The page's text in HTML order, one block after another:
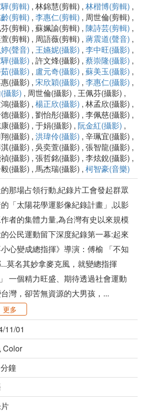
(剪輯) , 林錦慧(剪輯) , 林楷博(剪輯) ,
(剪輯) , 李惠仁(剪輯) , 周世倫(剪輯) ,
(剪輯) , 蘇姵諭(剪輯) , 陳詩芸(剪輯) ,
(剪輯) , 周語薇(剪輯) , 蔣震道(聲音) ,
(聲音) , 王嬿妮(攝影) , 李中旺(攝影) ,
(攝影) , 許文烽(攝影) , 蔡崇隆(攝影) ,
(攝影) , 盧元奇(攝影) , 蘇美玉(攝影) ,
(攝影) , 宋欣穎(攝影) , 李惠仁(攝影) ,
攝影) , 周世倫(攝影) , 王佩芬(攝影) ,
(攝影) , 楊正欣(攝影) , 林孟欣(攝影) ,
(攝影) , 劉怡彤(攝影) , 李佩慈(攝影) ,
(攝影) , 于娟(攝影) , 阮金紅(攝影) ,
(攝影) , 洪瑋伶(攝影) , 辛珮宜(攝影) ,
(攝影) , 吳奕萱(攝影) , 張智龍(攝影) ,
(攝影) , 張哲銘(攝影) , 李炫銳(攝影) ,
(攝影) , 馬杰瑞(攝影) , 柯智豪(音樂)
那場占領行動,紀錄片工會發起群眾
「太陽花學運影像紀錄計畫」,以影
者的集體力量,為台灣有史以來規模
公民運動留下深度紀錄第一幕:起來
小心變成總指揮》導演：傅榆 「不知
莫名其妙拿麥克風，就變總指揮
一個精力旺盛、期待透過社會運動
灣，卻苦無資源的大男孩，...
更多
11/01
Color
鐘